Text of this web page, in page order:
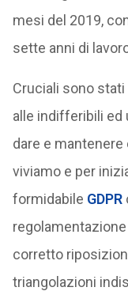
mesi del 2019,
sette anni di
Cruciali sono stati
alle indifferibili ed
dare e mantenere
viviamo e per
formidabile GDPR
regolamentazione
corretto
triangolazioni